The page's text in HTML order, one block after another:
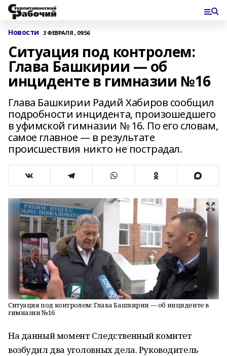
Новости 3 ФЕВРАЛЯ , 09:56
Ситуация под контролем:
Глава Башкирии — об
инциденте в гимназии №16
Глава Башкирии Радий Хабиров сообщил
подробности инцидента, произошедшего
в уфимской гимназии № 16. По его словам,
самое главное — в результате
происшествия никто не пострадал.
Ситуация под контролем: Глава Башкирии — об инциденте в
гимназии №16
На данный момент Следственный комитет
возбудил два уголовных дела. Руководитель